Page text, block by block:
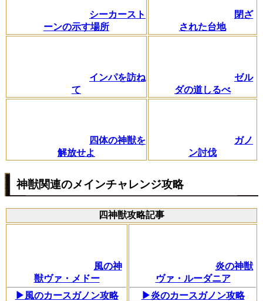
シーカースト
ーンの示す場所
閉ざ
された台地
インパを訪ね
て
ゼル
ダの道しるべ
四体の神獣を
解放せよ
ガノ
ン討伐
神獣関連のメインチャレンジ攻略
四神獣攻略記事
風の神
獣ヴァ・メドー
▶風のカースガノン攻略
炎の神獣
ヴァ・ルーダニア
▶炎のカースガノン攻略